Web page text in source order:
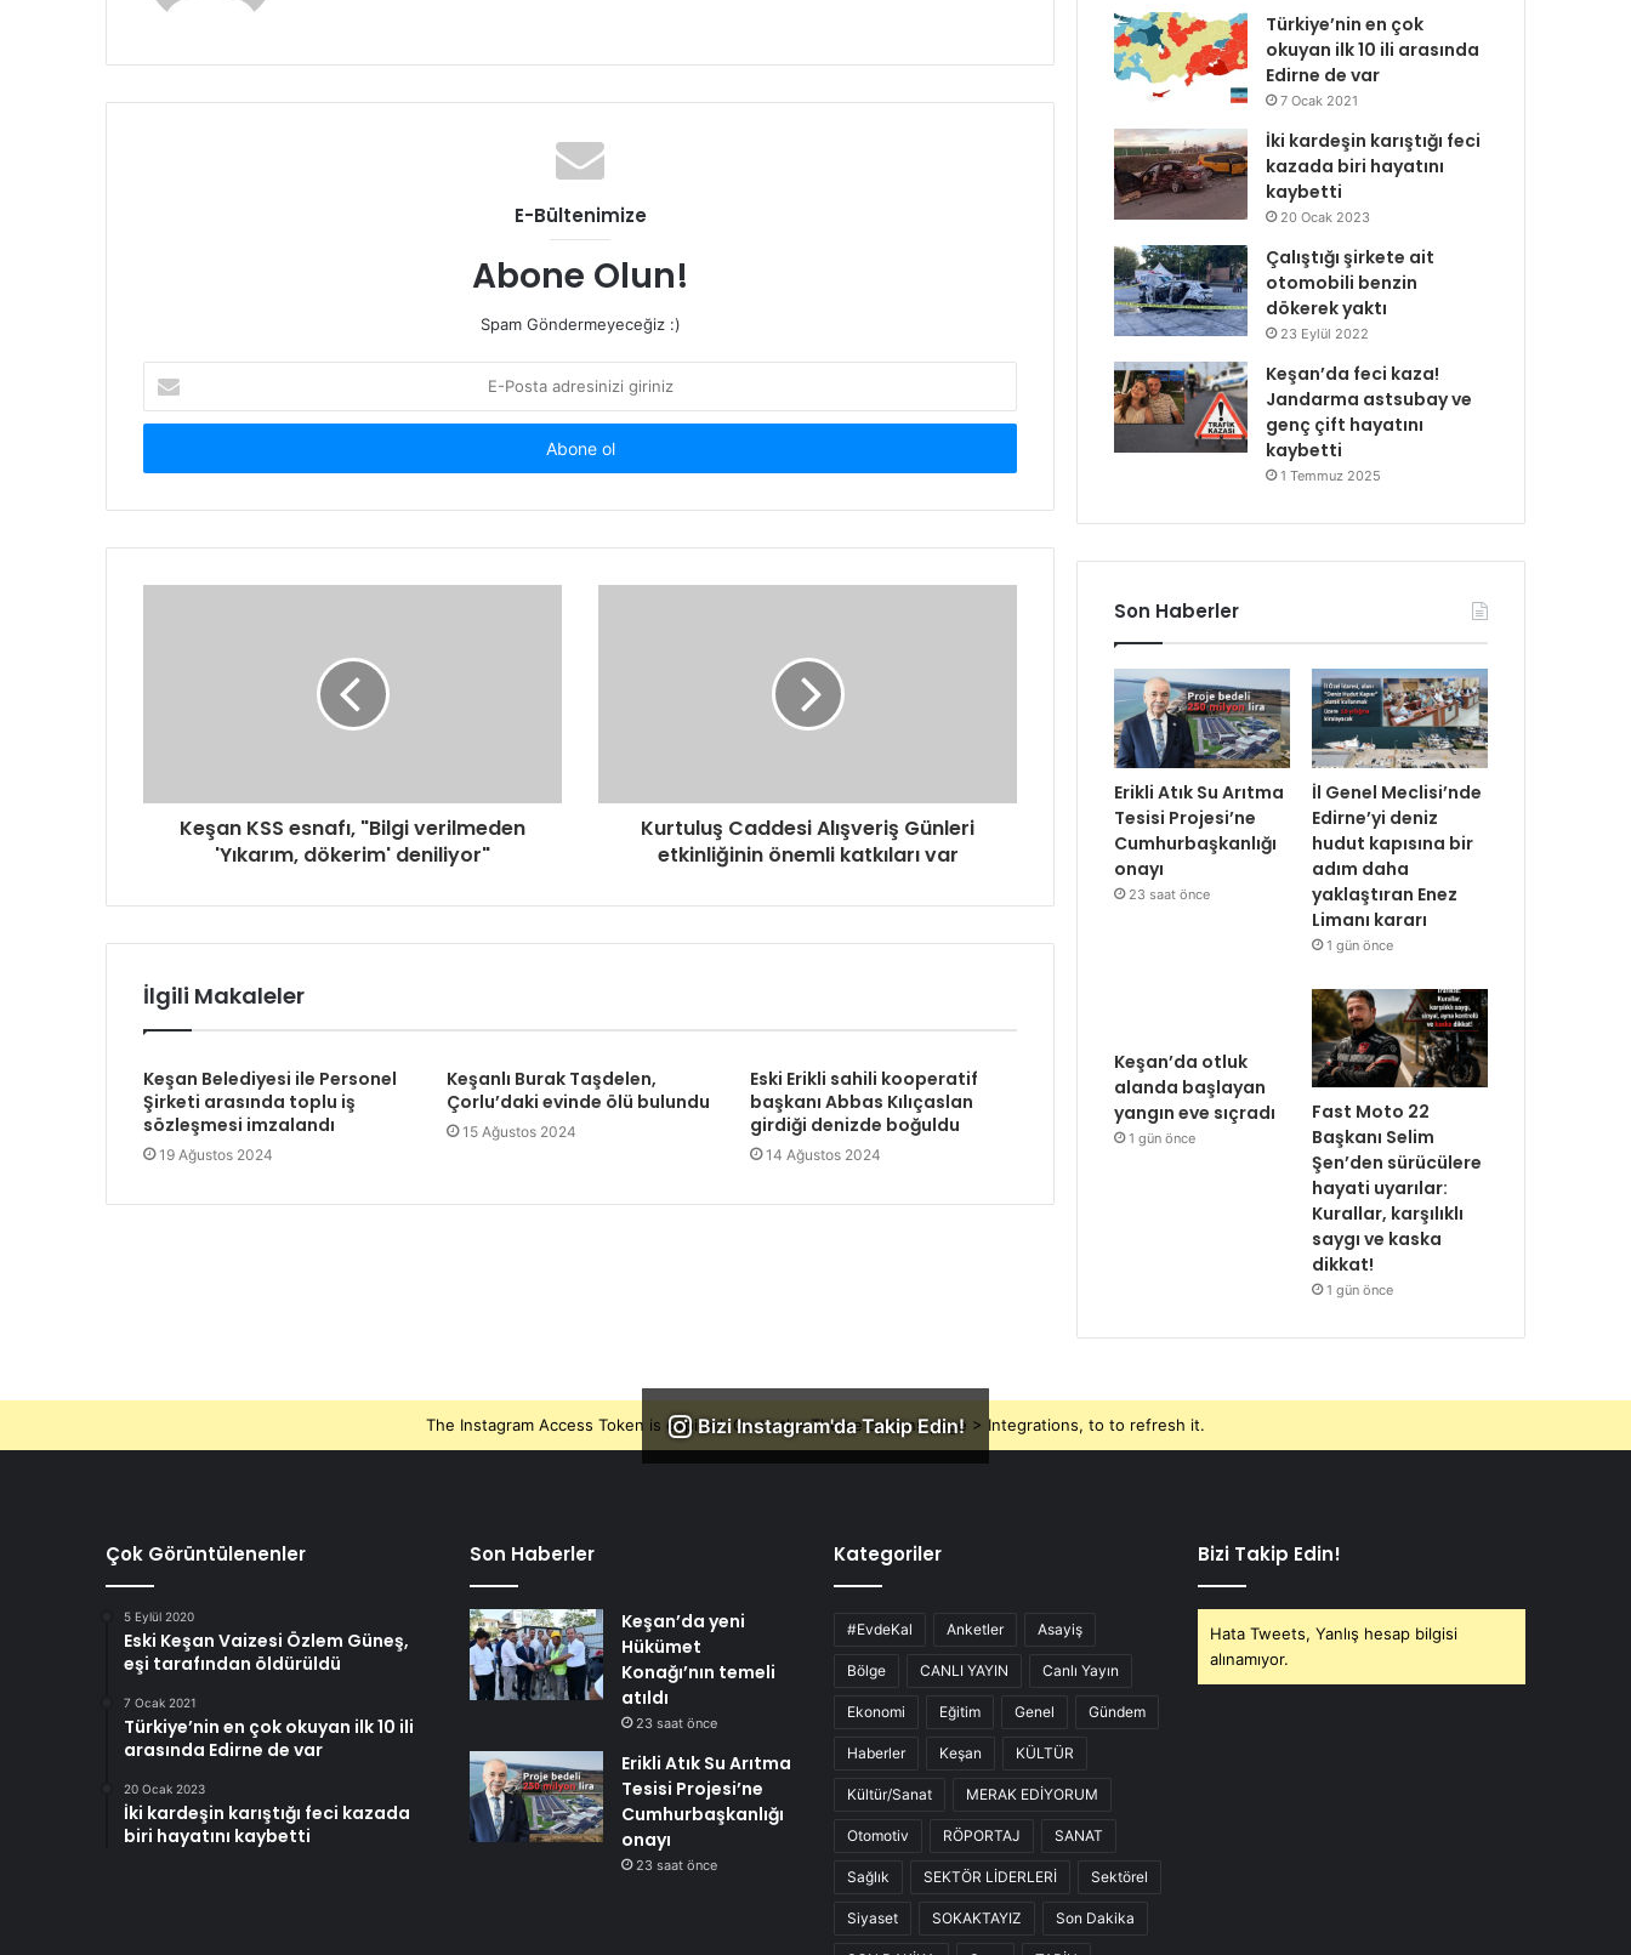
E-Bültenimize
Abone Olun!
Spam Göndermeyeceğiz :)
Posta
adresinizi
Keşan KSS esnafı, "Bilgi verilmeden
'Yıkarım, dökerim' deniliyor"
Kurtuluş Caddesi Alışveriş Günleri
etkinliğinin önemli katkıları var
İlgili Makaleler
Keşan Belediyesi ile Personel
Şirketi arasında toplu iş
sözleşmesi imzalandı
19 Ağustos 2024
Keşanlı Burak Taşdelen,
Çorlu’daki evinde ölü bulundu
15 Ağustos 2024
Eski Erikli sahili kooperatif
başkanı Abbas Kılıçaslan
girdiği denizde boğuldu
14 Ağustos 2024
Türkiye’nin en çok
okuyan ilk 10 ili arasında
Edirne de var
7 Ocak 2021
İki kardeşin karıştığı feci
kazada biri hayatını
kaybetti
20 Ocak 2023
Çalıştığı şirkete ait
otomobili benzin
dökerek yaktı
23 Eylül 2022
Keşan’da feci kaza!
Jandarma astsubay ve
genç çift hayatını
kaybetti
1 Temmuz 2025
Son Haberler
Erikli Atık Su Arıtma
Tesisi Projesi’ne
Cumhurbaşkanlığı
onayı
23 saat önce
İl Genel Meclisi’nde
Edirne’yi deniz
hudut kapısına bir
adım daha
yaklaştıran Enez
Limanı kararı
1 gün önce
Keşan’da otluk
alanda başlayan
yangın eve sıçradı
1 gün önce
Fast Moto 22
Başkanı Selim
Şen’den sürücülere
hayati uyarılar:
Kurallar, karşılıklı
saygı ve kaska
dikkat!
1 gün önce
Bizi Instagram'da Takip Edin!
The Instagram Access Token is expired, Go to the Theme options page > Integrations, to to refresh it.
Çok Görüntülenenler
5 Eylül 2020
Eski Keşan Vaizesi Özlem Güneş,
eşi tarafından öldürüldü
7 Ocak 2021
Türkiye’nin en çok okuyan ilk 10 ili
arasında Edirne de var
20 Ocak 2023
İki kardeşin karıştığı feci kazada
biri hayatını kaybetti
Son Haberler
Keşan’da yeni
Hükümet
Konağı’nın temeli
atıldı
23 saat önce
Erikli Atık Su Arıtma
Tesisi Projesi’ne
Cumhurbaşkanlığı
onayı
23 saat önce
Kategoriler
#EvdeKal Anketler Asayiş
Bölge CANLI YAYIN Canlı Yayın
Ekonomi Eğitim Genel Gündem
Haberler Keşan KÜLTÜR
Kültür/Sanat MERAK EDİYORUM
Otomotiv RÖPORTAJ SANAT
Sağlık SEKTÖR LİDERLERİ Sektörel
Siyaset SOKAKTAYIZ Son Dakika
Bizi Takip Edin!
Hata Tweets, Yanlış hesap bilgisi
alınamıyor.